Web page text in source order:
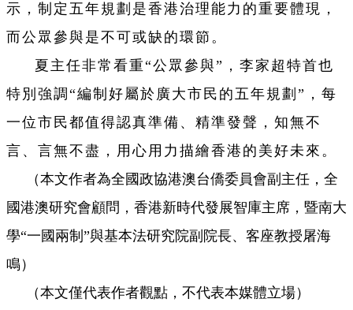
示，制定五年規劃是香港治理能力的重要體現，
而公眾參與是不可或缺的環節。
夏主任非常看重“公眾參與”，李家超特首也
特別強調“編制好屬於廣大市民的五年規劃”，每
一位市民都值得認真準備、精準發聲，知無不
言、言無不盡，用心用力描繪香港的美好未來。
（本文作者為全國政協港澳台僑委員會副主任，全
國港澳研究會顧問，香港新時代發展智庫主席，暨南大
學“一國兩制”與基本法研究院副院長、客座教授屠海
鳴）
（本文僅代表作者觀點，不代表本媒體立場）